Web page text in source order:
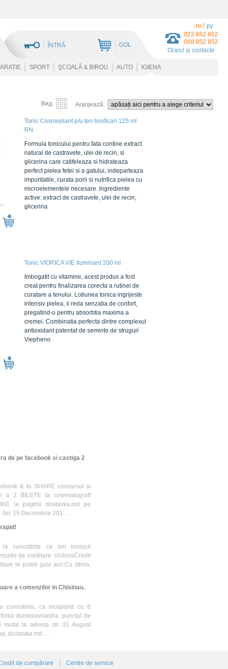
022 852 852
068 852 852
Orarul și contacte
ÎNTRĂ GOL
ro ру
SPORT ŞCOALĂ & BIROU AUTO IGIENA
Вид: Aranjează:
Tonic Сosmeplant p/u ten tonifican 125 ml
RN
Formula tonicului pentru fata contine extract
natural de castravete, ulei de recin, si
glicerina care catifeleaza si hidrateaza
perfect pielea fetei si a gatului, indeparteaza
impuritatile, curata porii si nutrifica pielea cu
microelementele necesare. Ingrediente
active: extract de castravete, ulei de recin,
glicerina
Tonic VIORICA VIE Iluminant 200 ml
Imbogatit cu vitamine, acest produs a fost
creat pentru finalizarea corecta a rutinei de
curatare a tenului. Lotiunea tonica ingrijeste
intensiv pielea, ii reda senzatia de confort,
pregatind-o pentru absorbtia maxima a
cremei. Combinatia perfecta dintre complexul
antioxidant patentat de seminte de struguri
Viepheno
de pe facebook si castiga 2
& fa SHARE concursul si
a 2 BILETE la cinematograf!
la paginii dostavka.md pe
Joi, 15 Decembrie 201 …
la cunostinta ca am inceput
de creditare: VictoriaCredit
le puteti gasi aici.Cu stima,
a comenzilor in Chisinau.
cunostinta, ca incepand cu 6
dumneavoastra, punctul de
mutat la adresa str. 31 August
dostavka.md …
de cumpărare Centre de service